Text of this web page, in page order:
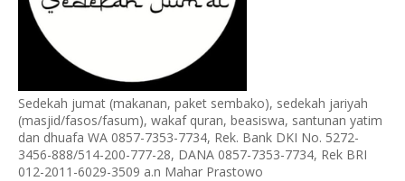
Sedekah jumat (makanan, paket sembako), sedekah jariyah
(masjid/fasos/fasum), wakaf quran, beasiswa, santunan yatim
dan dhuafa WA 0857-7353-7734, Rek. Bank DKI No. 5272-
3456-888/514-200-777-28, DANA 0857-7353-7734, Rek BRI
012-2011-6029-3509 a.n Mahar Prastowo